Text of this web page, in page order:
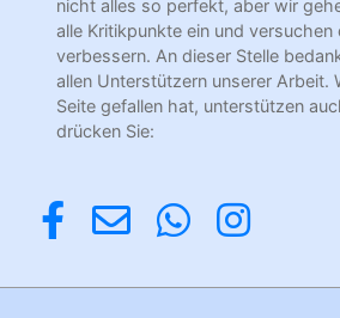
nicht alles so perfekt, aber wir
alle Kritikpunkte ein und
verbessern. An dieser Stelle
allen Unterstützern unserer Arbeit.
Seite gefallen hat, unterstützen
drücken Sie: